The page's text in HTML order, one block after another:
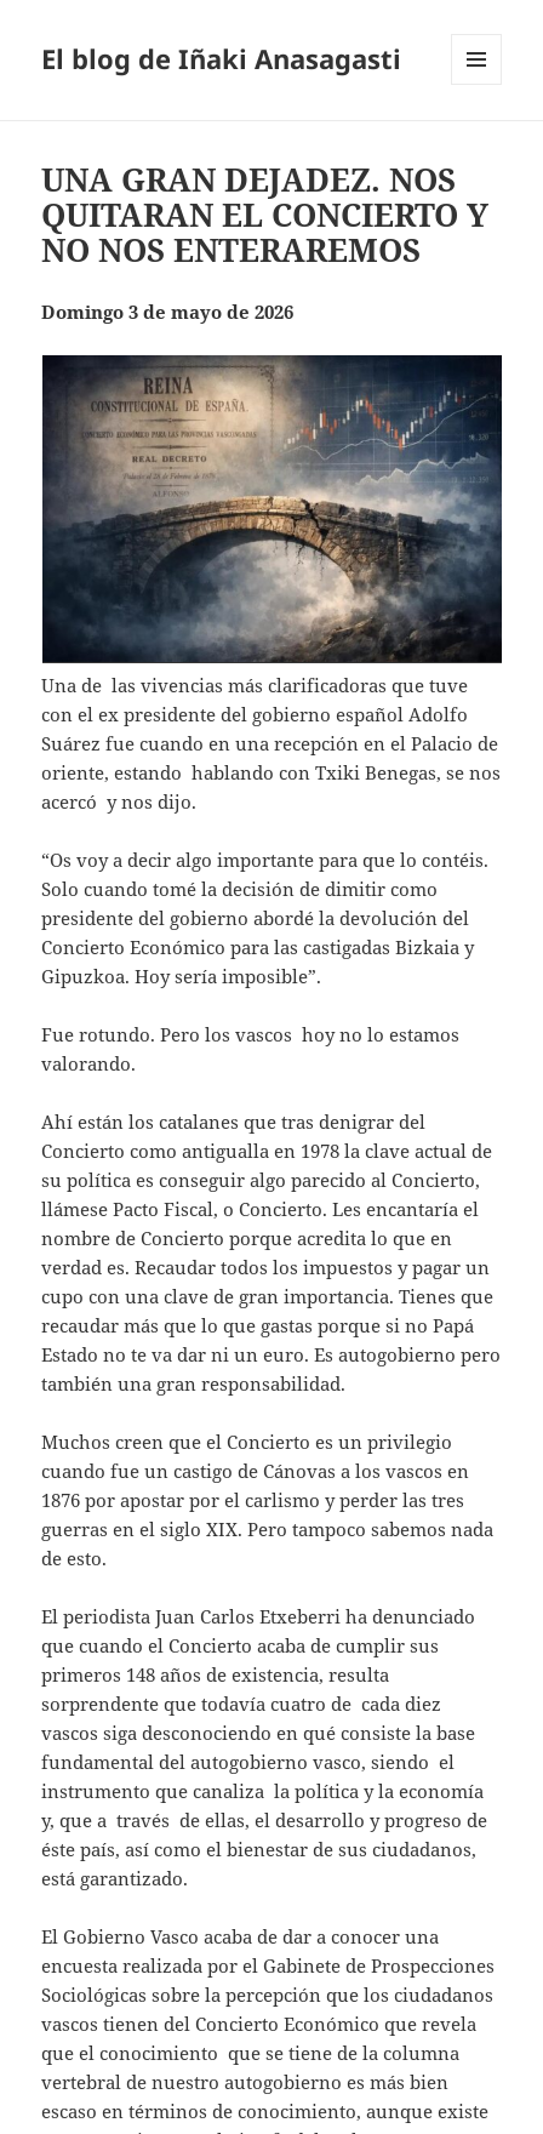
El blog de Iñaki Anasagasti
UNA GRAN DEJADEZ. NOS
QUITARAN EL CONCIERTO Y
NO NOS ENTERAREMOS
Domingo 3 de mayo de 2026
Una de las vivencias más clarificadoras que tuve
con el ex presidente del gobierno español Adolfo
Suárez fue cuando en una recepción en el Palacio de
oriente, estando hablando con Txiki Benegas, se nos
acercó y nos dijo.
“Os voy a decir algo importante para que lo contéis.
Solo cuando tomé la decisión de dimitir como
presidente del gobierno abordé la devolución del
Concierto Económico para las castigadas Bizkaia y
Gipuzkoa. Hoy sería imposible”.
Fue rotundo. Pero los vascos hoy no lo estamos
valorando.
Ahí están los catalanes que tras denigrar del
Concierto como antigualla en 1978 la clave actual de
su política es conseguir algo parecido al Concierto,
llámese Pacto Fiscal, o Concierto. Les encantaría el
nombre de Concierto porque acredita lo que en
verdad es. Recaudar todos los impuestos y pagar un
cupo con una clave de gran importancia. Tienes que
recaudar más que lo que gastas porque si no Papá
Estado no te va dar ni un euro. Es autogobierno pero
también una gran responsabilidad.
Muchos creen que el Concierto es un privilegio
cuando fue un castigo de Cánovas a los vascos en
1876 por apostar por el carlismo y perder las tres
guerras en el siglo XIX. Pero tampoco sabemos nada
de esto.
El periodista Juan Carlos Etxeberri ha denunciado
que cuando el Concierto acaba de cumplir sus
primeros 148 años de existencia, resulta
sorprendente que todavía cuatro de cada diez
vascos siga desconociendo en qué consiste la base
fundamental del autogobierno vasco, siendo el
instrumento que canaliza la política y la economía
y, que a través de ellas, el desarrollo y progreso de
éste país, así como el bienestar de sus ciudadanos,
está garantizado.
El Gobierno Vasco acaba de dar a conocer una
encuesta realizada por el Gabinete de Prospecciones
Sociológicas sobre la percepción que los ciudadanos
vascos tienen del Concierto Económico que revela
que el conocimiento que se tiene de la columna
vertebral de nuestro autogobierno es más bien
escaso en términos de conocimiento, aunque existe